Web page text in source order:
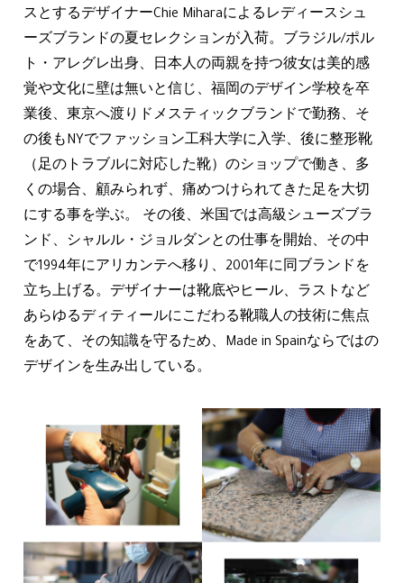
スとするデザイナーChie Miharaによるレディースシュ
ーズブランドの夏セレクションが入荷。ブラジル/ポル
ト・アレグレ出身、日本人の両親を持つ彼女は美的感
覚や文化に壁は無いと信じ、福岡のデザイン学校を卒
業後、東京へ渡りドメスティックブランドで勤務、そ
の後もNYでファッション工科大学に入学、後に整形靴
（足のトラブルに対応した靴）のショップで働き、多
くの場合、顧みられず、痛めつけられてきた足を大切
にする事を学ぶ。 その後、米国では高級シューズブラ
ンド、シャルル・ジョルダンとの仕事を開始、その中
で1994年にアリカンテへ移り、2001年に同ブランドを
立ち上げる。デザイナーは靴底やヒール、ラストなど
あらゆるディティールにこだわる靴職人の技術に焦点
をあて、その知識を守るため、Made in Spainならではの
デザインを生み出している。